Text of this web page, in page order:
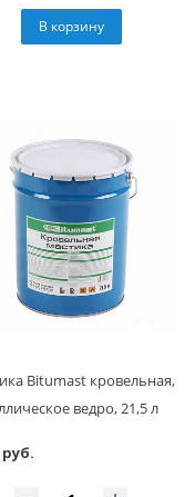
В корзину
Bitumast кровельная,
ведро, 21,5 л
руб.